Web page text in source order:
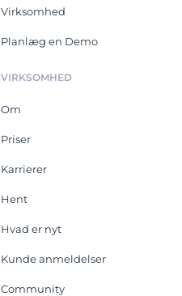
Virksomhed
Planlæg en Demo
VIRKSOMHED
Om
Priser
Karrierer
Hent
Hvad er nyt
Kunde anmeldelser
Community